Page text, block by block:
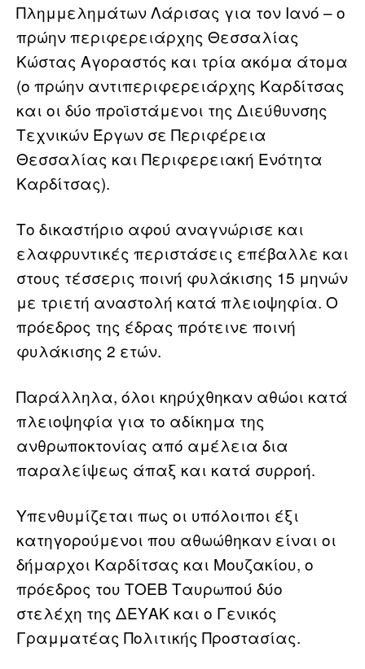
Πλημμελημάτων Λάρισας για τον Ιανό – ο
πρώην περιφερειάρχης Θεσσαλίας
Κώστας Αγοραστός και τρία ακόμα άτομα
(ο πρώην αντιπεριφερειάρχης Καρδίτσας
και οι δύο προϊστάμενοι της Διεύθυνσης
Τεχνικών Έργων σε Περιφέρεια
Θεσσαλίας και Περιφερειακή Ενότητα
Καρδίτσας).
Το δικαστήριο αφού αναγνώρισε και
ελαφρυντικές περιστάσεις επέβαλλε και
στους τέσσερις ποινή φυλάκισης 15 μηνών
με τριετή αναστολή κατά πλειοψηφία. Ο
πρόεδρος της έδρας πρότεινε ποινή
φυλάκισης 2 ετών.
Παράλληλα, όλοι κηρύχθηκαν αθώοι κατά
πλειοψηφία για το αδίκημα της
ανθρωποκτονίας από αμέλεια δια
παραλείψεως άπαξ και κατά συρροή.
Υπενθυμίζεται πως οι υπόλοιποι έξι
κατηγορούμενοι που αθωώθηκαν είναι οι
δήμαρχοι Καρδίτσας και Μουζακίου, ο
πρόεδρος του ΤΟΕΒ Ταυρωπού δύο
στελέχη της ΔΕΥΑΚ και ο Γενικός
Γραμματέας Πολιτικής Προστασίας.